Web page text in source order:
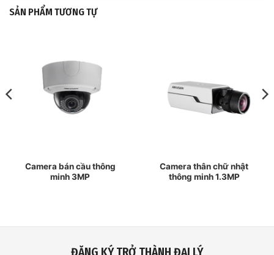
SẢN PHẨM TƯƠNG TỰ
Camera bán cầu thông
minh 3MP
Camera thân chữ nhật
thông minh 1.3MP
ĐĂNG KÝ TRỞ THÀNH ĐẠI LÝ